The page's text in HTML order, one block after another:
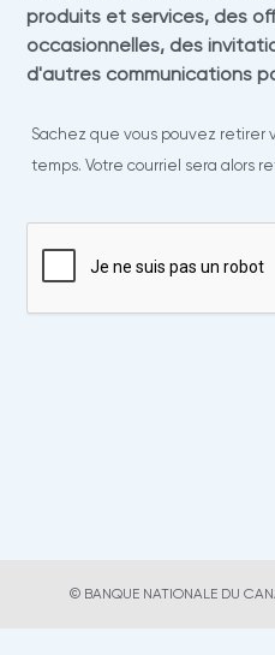
produits et services, des
occasionnelles, des
d'autres communications
Sachez que vous pouvez
temps. Votre courriel sera alors
© BANQUE NATIONALE DU